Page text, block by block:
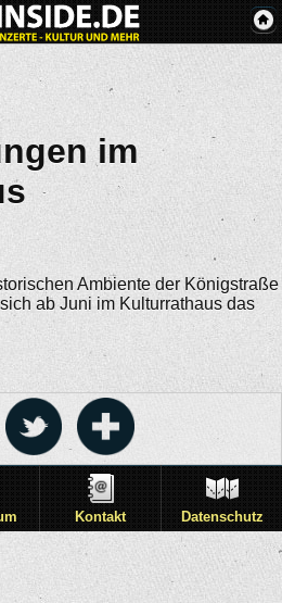
im
Ambiente der Königstraße
ab Juni im Kulturrathaus das
Kontakt Datenschutz